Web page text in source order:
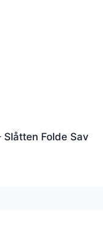
Slåtten Folde Sav